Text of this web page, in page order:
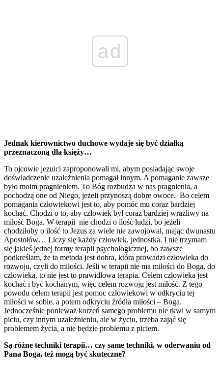
ad
Jednak kierownictwo duchowe wydaje się być działką
przeznaczoną dla księży…
To ojcowie jezuici zaproponowali mi, abym posiadając swoje
doświadczenie uzależnienia pomagał innym. A pomaganie zawsze
było moim pragnieniem. To Bóg rozbudza w nas pragnienia, a
pochodzą one od Niego, jeżeli przynoszą dobre owoce. Bo celem
pomagania człowiekowi jest to, aby pomóc mu coraz bardziej
kochać. Chodzi o to, aby człowiek był coraz bardziej wrażliwy na
miłość Boga. W terapii nie chodzi o ilość ludzi, bo jeżeli
chodziłoby o ilość to Jezus za wiele nie zawojował, mając dwunastu
Apostołów… Liczy się każdy człowiek, jednostka. I nie trzymam
się jakieś jednej formy terapii psychologicznej, bo zawsze
podkreślam, że ta metoda jest dobra, która prowadzi człowieka do
rozwoju, czyli do miłości. Jeśli w terapii nie ma miłości do Boga, do
człowieka, to nie jest to prawidłowa terapia. Celem człowieka jest
kochać i być kochanym, więc celem rozwoju jest miłość. Z tego
powodu celem terapii jest pomoc człowiekowi w odkryciu tej
miłości w sobie, a potem odkryciu źródła miłości – Boga.
Jednocześnie ponieważ korzeń samego problemu nie tkwi w samym
piciu, czy innym uzależnieniu, ale w życiu, trzeba zająć się
problemem życia, a nie będzie problemu z piciem.
Są różne techniki terapii… czy same techniki, w oderwaniu od
Pana Boga, też mogą być skuteczne?